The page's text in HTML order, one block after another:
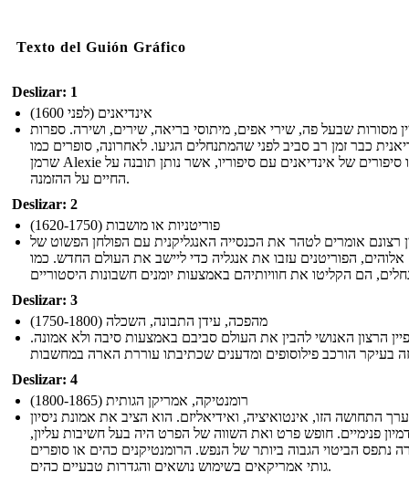
Texto del Guión Gráfico
Deslizar: 1
אינדיאנים (לפני 1600)
מסורות שבעל פה, שירי אפים, מיתוסי בריאה, שירים, ושירה. ספרות
כבר זמן רב סביב לפני שהמתנחלים הגיעו. לאחרונה, סופרים כמו
שרמן Alexie החיו סיפורים של אינדיאנים עם סיפוריו, אשר נותן תובנה על
החיים על ההזמנה.
Deslizar: 2
פוריטניות או מושבות (1620-1750)
רצונם אומרים לטהר את הכנסייה האנגליקנית עם הפולחן הפשוט של
אלוהים, הפוריטנים עזבו את אנגליה כדי ליישב את העולם החדש. כמו
Deslizar: 3
מהפכה, עידן התבונה, השכלה (1750-1800)
הרצון האנושי להבין את העולם סביבם באמצעות סיבה ולא אמונה.
Deslizar: 4
רומנטיקה, אמריקן הגותית (1800-1865)
התחושה הזו, אינטואיציה, ואידיאליזם. הוא הציב את אמונת ניסיון
פנימיים. חופש פרט ואת השווה של הפרט היה בעל חשיבות עליון,
נתפס הביטוי הגבוה ביותר של הנפש. הרומנטיקנים כהים או סופרים
גותי אמריקאים בשימוש נושאים והגדרות טבעיים כהים.